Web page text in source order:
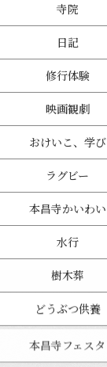
寺院
日記
修行体験
映画観劇
おけいこ、学び
ラグビー
本昌寺かいわい
水行
樹木葬
どうぶつ供養
本昌寺フェスタ